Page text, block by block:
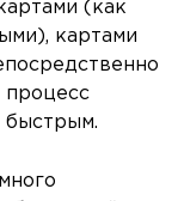
(как
картами
процесс
быстрым.